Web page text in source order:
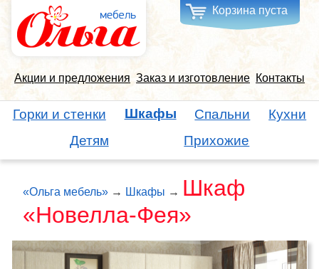
Акции и предложения Заказ и изготовление Контакты
Корзина пуста
Горки и стенки Шкафы Спальни
Кухни
Детям
Прихожие
«Ольга мебель» → Шкафы → Шкаф
«Новелла-Фея»